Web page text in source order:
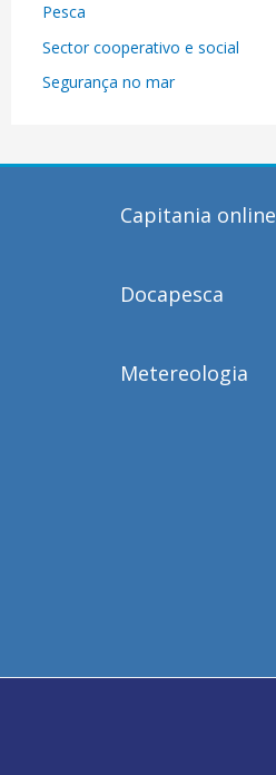
Pesca
Sector cooperativo e social
Segurança no mar
Capitania online
Docapesca
Metereologia